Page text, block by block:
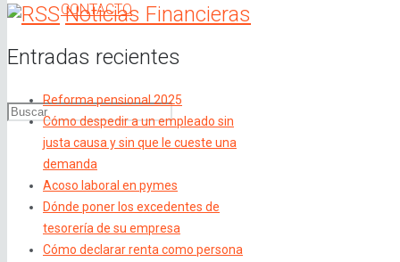
CONTACTO
Noticias Financieras
Entradas recientes
Reforma pensional 2025
Cómo despedir a un empleado sin
justa causa y sin que le cueste una
demanda
Acoso laboral en pymes
Dónde poner los excedentes de
tesorería de su empresa
Cómo declarar renta como persona